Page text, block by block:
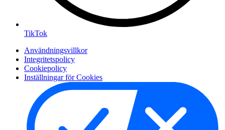
TikTok
Användningsvillkor
Integritetspolicy
Cookiepolicy
Inställningar för Cookies